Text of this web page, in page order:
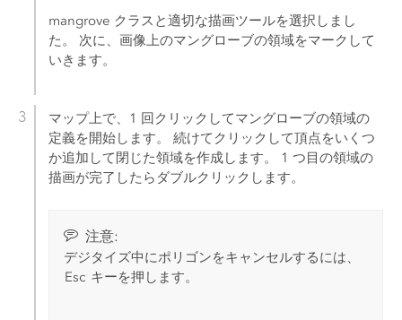
mangrove クラスと適切な描画ツールを選択しまし
た。 次に、画像上のマングローブの領域をマークして
いきます。
マップ上で、1 回クリックしてマングローブの領域の
定義を開始します。 続けてクリックして頂点をいくつ
か追加して閉じた領域を作成します。 1 つ目の領域の
描画が完了したらダブルクリックします。
注意:
デジタイズ中にポリゴンをキャンセルするには、
Esc キーを押します。